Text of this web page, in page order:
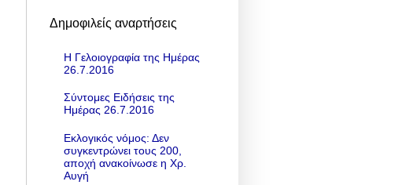
Δημοφιλείς αναρτήσεις
Η Γελοιογραφία της Ημέρας
26.7.2016
Σύντομες Ειδήσεις της
Ημέρας 26.7.2016
Εκλογικός νόμος: Δεν
συγκεντρώνει τους 200,
αποχή ανακοίνωσε η Χρ.
Αυγή